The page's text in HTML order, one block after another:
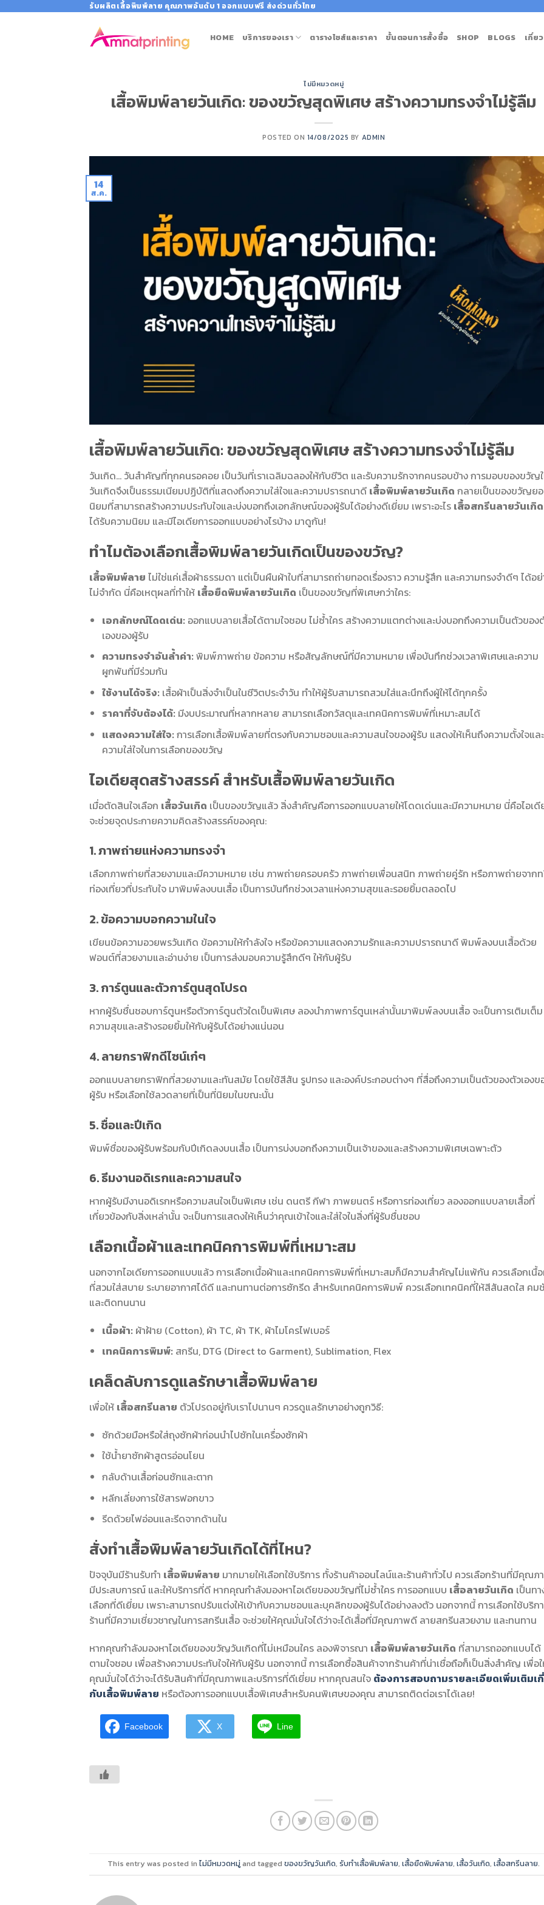
รับผลิตเสื้อพิมพ์ลาย คุณภาพอันดับ 1 ออกแบบฟรี ส่งด่วนทั่วไทย
HOME บริการของเรา ตารางไซส์และราคา ขั้นตอนการสั้งซื้อ SHOP BLOGS เกี่ย
ไม่มีหมวดหมู่
เสื้อพิมพ์ลายวันเกิด: ของขวัญสุดพิเศษ สร้างความทรงจำไม่รู้ลืม
POSTED ON 14/08/2025 BY ADMIN
14
ส.ค.
เสื้อพิมพ์ลายวันเกิด: ของขวัญสุดพิเศษ สร้างความทรงจำไม่รู้ลืม
วันเกิด… วันสำคัญที่ทุกคนรอคอย เป็นวันที่เราเฉลิมฉลองให้กับชีวิต และรับความรักจากคนรอบข้าง การมอบของขวัญ
วันเกิดจึงเป็นธรรมเนียมปฏิบัติที่แสดงถึงความใส่ใจและความปรารถนาดี เสื้อพิมพ์ลายวันเกิด กลายเป็นของขวัญย
นิยมที่สามารถสร้างความประทับใจและบ่งบอกถึงเอกลักษณ์ของผู้รับได้อย่างดีเยี่ยม เพราะอะไร เสื้อสกรีนลายวันเกิด
ได้รับความนิยม และมีไอเดียการออกแบบอย่างไรบ้าง มาดูกัน!
ทำไมต้องเลือกเสื้อพิมพ์ลายวันเกิดเป็นของขวัญ?
เสื้อพิมพ์ลาย ไม่ใช่แค่เสื้อผ้าธรรมดา แต่เป็นผืนผ้าใบที่สามารถถ่ายทอดเรื่องราว ความรู้สึก และความทรงจำดีๆ ได้อย่
ไม่จำกัด นี่คือเหตุผลที่ทำให้ เสื้อยืดพิมพ์ลายวันเกิด เป็นของขวัญที่พิเศษกว่าใคร:
เอกลักษณ์โดดเด่น: ออกแบบลายเสื้อได้ตามใจชอบ ไม่ซ้ำใคร สร้างความแตกต่างและบ่งบอกถึงความเป็นตัวของ
เองของผู้รับ
ความทรงจำอันล้ำค่า: พิมพ์ภาพถ่าย ข้อความ หรือสัญลักษณ์ที่มีความหมาย เพื่อบันทึกช่วงเวลาพิเศษและความ
ผูกพันที่มีร่วมกัน
ใช้งานได้จริง: เสื้อผ้าเป็นสิ่งจำเป็นในชีวิตประจำวัน ทำให้ผู้รับสามารถสวมใส่และนึกถึงผู้ให้ได้ทุกครั้ง
ราคาที่จับต้องได้: มีงบประมาณที่หลากหลาย สามารถเลือกวัสดุและเทคนิคการพิมพ์ที่เหมาะสมได้
แสดงความใส่ใจ: การเลือกเสื้อพิมพ์ลายที่ตรงกับความชอบและความสนใจของผู้รับ แสดงให้เห็นถึงความตั้งใจและ
ความใส่ใจในการเลือกของขวัญ
ไอเดียสุดสร้างสรรค์ สำหรับเสื้อพิมพ์ลายวันเกิด
เมื่อตัดสินใจเลือก เสื้อวันเกิด เป็นของขวัญแล้ว สิ่งสำคัญคือการออกแบบลายให้โดดเด่นและมีความหมาย นี่คือไอเ
จะช่วยจุดประกายความคิดสร้างสรรค์ของคุณ:
1. ภาพถ่ายแห่งความทรงจำ
เลือกภาพถ่ายที่สวยงามและมีความหมาย เช่น ภาพถ่ายครอบครัว ภาพถ่ายเพื่อนสนิท ภาพถ่ายคู่รัก หรือภาพถ่ายจาก
ท่องเที่ยวที่ประทับใจ มาพิมพ์ลงบนเสื้อ เป็นการบันทึกช่วงเวลาแห่งความสุขและรอยยิ้มตลอดไป
2. ข้อความบอกความในใจ
เขียนข้อความอวยพรวันเกิด ข้อความให้กำลังใจ หรือข้อความแสดงความรักและความปรารถนาดี พิมพ์ลงบนเสื้อด้วย
ฟอนต์ที่สวยงามและอ่านง่าย เป็นการส่งมอบความรู้สึกดีๆ ให้กับผู้รับ
3. การ์ตูนและตัวการ์ตูนสุดโปรด
หากผู้รับชื่นชอบการ์ตูนหรือตัวการ์ตูนตัวใดเป็นพิเศษ ลองนำภาพการ์ตูนเหล่านั้นมาพิมพ์ลงบนเสื้อ จะเป็นการเติมเต็ม
ความสุขและสร้างรอยยิ้มให้กับผู้รับได้อย่างแน่นอน
4. ลายกราฟิกดีไซน์เก๋ๆ
ออกแบบลายกราฟิกที่สวยงามและทันสมัย โดยใช้สีสัน รูปทรง และองค์ประกอบต่างๆ ที่สื่อถึงความเป็นตัวของตัวเองข
ผู้รับ หรือเลือกใช้ลวดลายที่เป็นที่นิยมในขณะนั้น
5. ชื่อและปีเกิด
พิมพ์ชื่อของผู้รับพร้อมกับปีเกิดลงบนเสื้อ เป็นการบ่งบอกถึงความเป็นเจ้าของและสร้างความพิเศษเฉพาะตัว
6. ธีมงานอดิเรกและความสนใจ
หากผู้รับมีงานอดิเรกหรือความสนใจเป็นพิเศษ เช่น ดนตรี กีฬา ภาพยนตร์ หรือการท่องเที่ยว ลองออกแบบลายเสื้อที่
เกี่ยวข้องกับสิ่งเหล่านั้น จะเป็นการแสดงให้เห็นว่าคุณเข้าใจและใส่ใจในสิ่งที่ผู้รับชื่นชอบ
เลือกเนื้อผ้าและเทคนิคการพิมพ์ที่เหมาะสม
นอกจากไอเดียการออกแบบแล้ว การเลือกเนื้อผ้าและเทคนิคการพิมพ์ที่เหมาะสมก็มีความสำคัญไม่แพ้กัน ควรเลือกเนื้
ที่สวมใส่สบาย ระบายอากาศได้ดี และทนทานต่อการซักรีด สำหรับเทคนิคการพิมพ์ ควรเลือกเทคนิคที่ให้สีสันสดใส คม
และติดทนนาน
เนื้อผ้า: ผ้าฝ้าย (Cotton), ผ้า TC, ผ้า TK, ผ้าไมโครไฟเบอร์
เทคนิคการพิมพ์: สกรีน, DTG (Direct to Garment), Sublimation, Flex
เคล็ดลับการดูแลรักษาเสื้อพิมพ์ลาย
เพื่อให้ เสื้อสกรีนลาย ตัวโปรดอยู่กับเราไปนานๆ ควรดูแลรักษาอย่างถูกวิธี:
ซักด้วยมือหรือใส่ถุงซักผ้าก่อนนำไปซักในเครื่องซักผ้า
ใช้น้ำยาซักผ้าสูตรอ่อนโยน
กลับด้านเสื้อก่อนซักและตาก
หลีกเลี่ยงการใช้สารฟอกขาว
รีดด้วยไฟอ่อนและรีดจากด้านใน
สั่งทำเสื้อพิมพ์ลายวันเกิดได้ที่ไหน?
ปัจจุบันมีร้านรับทำ เสื้อพิมพ์ลาย มากมายให้เลือกใช้บริการ ทั้งร้านค้าออนไลน์และร้านค้าทั่วไป ควรเลือกร้านที่มีคุณภ
มีประสบการณ์ และให้บริการที่ดี หากคุณกำลังมองหาไอเดียของขวัญที่ไม่ซ้ำใคร การออกแบบ เสื้อลายวันเกิด เป็นทา
เลือกที่ดีเยี่ยม เพราะสามารถปรับแต่งให้เข้ากับความชอบและบุคลิกของผู้รับได้อย่างลงตัว นอกจากนี้ การเลือกใช้บริก
ร้านที่มีความเชี่ยวชาญในการสกรีนเสื้อ จะช่วยให้คุณมั่นใจได้ว่าจะได้เสื้อที่มีคุณภาพดี ลายสกรีนสวยงาม และทนทาน
หากคุณกำลังมองหาไอเดียของขวัญวันเกิดที่ไม่เหมือนใคร ลองพิจารณา เสื้อพิมพ์ลายวันเกิด ที่สามารถออกแบบได้
ตามใจชอบ เพื่อสร้างความประทับใจให้กับผู้รับ นอกจากนี้ การเลือกซื้อสินค้าจากร้านค้าที่น่าเชื่อถือก็เป็นสิ่งสำคัญ เพื่อ
คุณมั่นใจได้ว่าจะได้รับสินค้าที่มีคุณภาพและบริการที่ดีเยี่ยม หากคุณสนใจ ต้องการสอบถามรายละเอียดเพิ่มเติมเ
กับเสื้อพิมพ์ลาย หรือต้องการออกแบบเสื้อพิเศษสำหรับคนพิเศษของคุณ สามารถติดต่อเราได้เลย!
Facebook X Line
This entry was posted inไม่มีหมวดหมู่and taggedของขวัญวันเกิด,รับทำเสื้อพิมพ์ลาย,เสื้อยืดพิมพ์ลาย,เสื้อวันเกิด,เสื้อสกรีนลาย.